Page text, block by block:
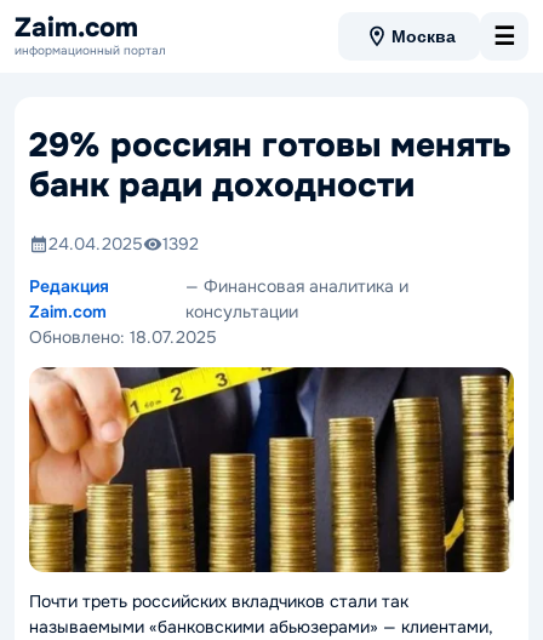
Zaim.com
информационный портал
Москва ☰
29% россиян готовы менять
банк ради доходности
24.04.2025
1392
Редакция
Zaim.com
— Финансовая аналитика и
консультации
Обновлено: 18.07.2025
Почти треть российских вкладчиков стали так
называемыми «банковскими абьюзерами» — клиентами,